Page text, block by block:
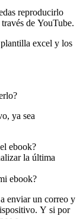
reproducirlo
de YouTube.
excel y los
ya sea
ebook?
la última
ebook?
enviar un correo y
Y si por